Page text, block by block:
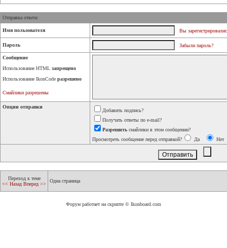
Отправка ответа:
Имя пользователя Вы
Пароль Забыли пароль?
Сообщение
Использование HTML запрещено
Использование IkonCode разрешено
Смайлики разрешены
Опции отправки
Добавить подпись?
Получать ответы по e-mail?
Разрешить смайлики в этом сообщении?
Просмотреть сообщение перед отправкой?
Да Нет
Переход к теме
<< Назад Вперед >>
Одна страница
Форум работает на скрипте © Ikonboard.com